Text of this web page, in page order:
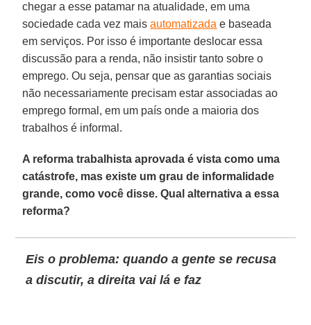
chegar a esse patamar na atualidade, em uma
sociedade cada vez maisautomatizada e baseada
em serviços. Por isso é importante deslocar essa
discussão para a renda, não insistir tanto sobre o
emprego. Ou seja, pensar que as garantias sociais
não necessariamente precisam estar associadas ao
emprego formal, em um país onde a maioria dos
trabalhos é informal.
A reforma trabalhista aprovada é vista como uma
catástrofe, mas existe um grau de informalidade
grande, como você disse. Qual alternativa a essa
reforma?
Eis o problema: quando a gente se recusa
a discutir, a direita vai lá e faz